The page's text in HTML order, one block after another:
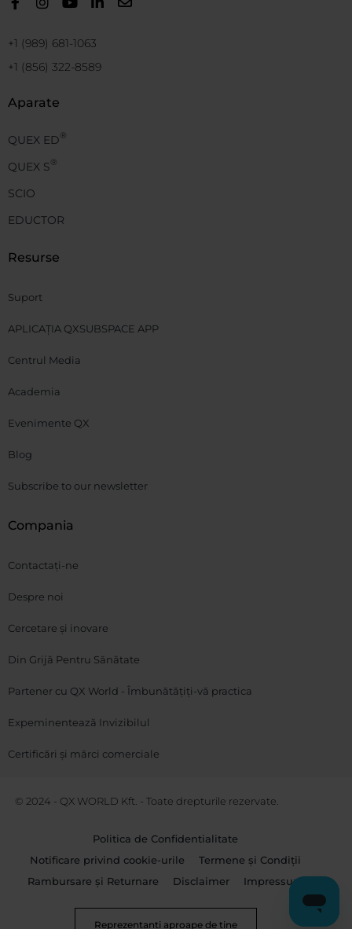
+1 (989) 681-1063
+1 (856) 322-8589
Aparate
QUEX ED®
QUEX S®
SCIO
EDUCTOR
Resurse
Suport
APLICAȚIA QXSUBSPACE APP
Centrul Media
Academia
Evenimente QX
Blog
Subscribe to our newsletter
Compania
Contactați-ne
Despre noi
Cercetare și inovare
Din Grijă Pentru Sănătate
Partener cu QX World - Îmbunătățiți-vă practica
Expeminentează Invizibilul
Certificări și mărci comerciale
© 2024 - QX WORLD Kft. - Toate drepturile rezervate.
Politica de Confidentialitate
Notificare privind cookie-urile
Termene și Condiții
Rambursare și Returnare
Disclaimer Impressum
Reprezentanti aproape de tine